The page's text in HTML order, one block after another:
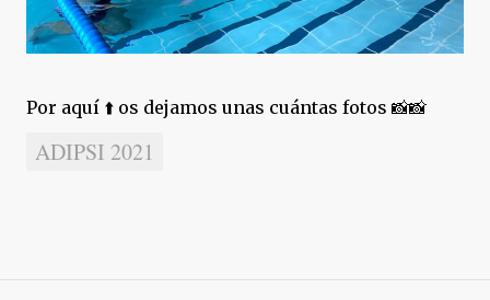
Por aquí ⬆️ os dejamos unas cuántas fotos 📸📸
ADIPSI 2021